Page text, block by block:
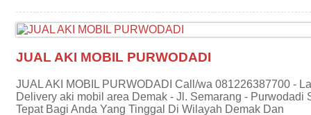
JUAL AKI MOBIL PURWODADI
JUAL AKI MOBIL PURWODADI Call/wa 081226387700 -
Delivery aki mobil area Demak - Jl. Semarang - Purwodadi
Tepat Bagi Anda Yang Tinggal Di Wilayah Demak Dan